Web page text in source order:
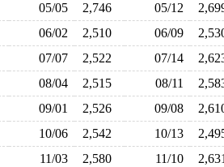
05/05 2,746 05/12
06/02 2,510 06/09
07/07 2,522 07/14
08/04 2,515 08/11
09/01 2,526 09/08
10/06 2,542 10/13
11/03 2,580 11/10